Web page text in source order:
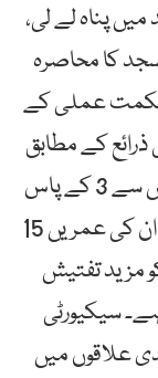
پناہ لے لی،
کا محاصرہ
حکمت عملی کے
ذرائع کے مطابق
تمام گرفتار خوارج افغان شہری ہیں جن میں سے 3 کے پاس
افغان شناختی کارڈ بھی موجود ہیں جبکہ ان کی عمریں 15
کو مزید تفتیش
سیکیورٹی
علاقوں میں